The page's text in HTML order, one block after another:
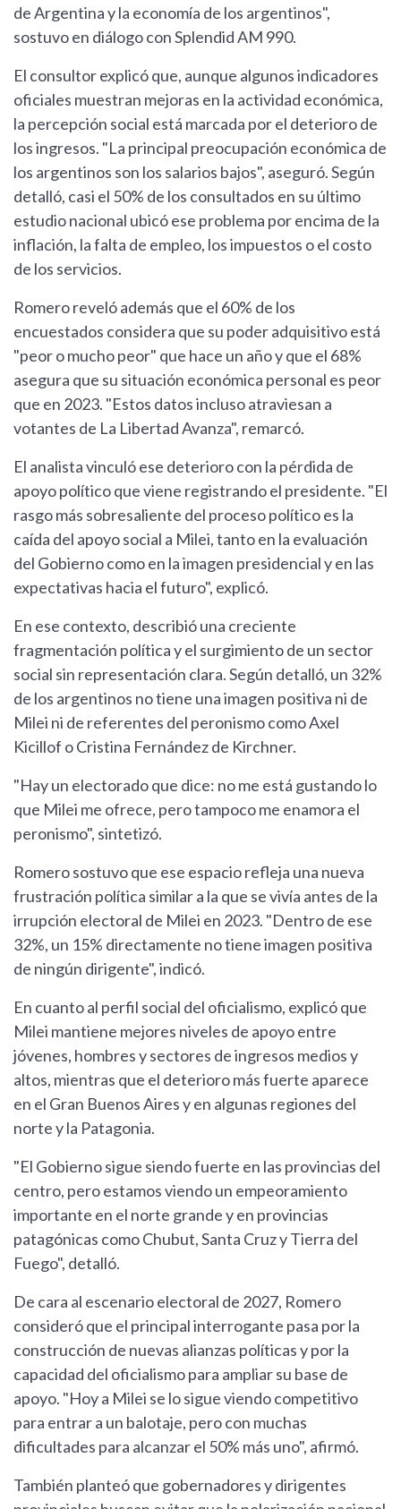
de Argentina y la economía de los argentinos",
sostuvo en diálogo con Splendid AM 990.
El consultor explicó que, aunque algunos indicadores
oficiales muestran mejoras en la actividad económica,
la percepción social está marcada por el deterioro de
los ingresos. "La principal preocupación económica de
los argentinos son los salarios bajos", aseguró. Según
detalló, casi el 50% de los consultados en su último
estudio nacional ubicó ese problema por encima de la
inflación, la falta de empleo, los impuestos o el costo
de los servicios.
Romero reveló además que el 60% de los
encuestados considera que su poder adquisitivo está
"peor o mucho peor" que hace un año y que el 68%
asegura que su situación económica personal es peor
que en 2023. "Estos datos incluso atraviesan a
votantes de La Libertad Avanza", remarcó.
El analista vinculó ese deterioro con la pérdida de
apoyo político que viene registrando el presidente. "El
rasgo más sobresaliente del proceso político es la
caída del apoyo social a Milei, tanto en la evaluación
del Gobierno como en la imagen presidencial y en las
expectativas hacia el futuro", explicó.
En ese contexto, describió una creciente
fragmentación política y el surgimiento de un sector
social sin representación clara. Según detalló, un 32%
de los argentinos no tiene una imagen positiva ni de
Milei ni de referentes del peronismo como Axel
Kicillof o Cristina Fernández de Kirchner.
"Hay un electorado que dice: no me está gustando lo
que Milei me ofrece, pero tampoco me enamora el
peronismo", sintetizó.
Romero sostuvo que ese espacio refleja una nueva
frustración política similar a la que se vivía antes de la
irrupción electoral de Milei en 2023. "Dentro de ese
32%, un 15% directamente no tiene imagen positiva
de ningún dirigente", indicó.
En cuanto al perfil social del oficialismo, explicó que
Milei mantiene mejores niveles de apoyo entre
jóvenes, hombres y sectores de ingresos medios y
altos, mientras que el deterioro más fuerte aparece
en el Gran Buenos Aires y en algunas regiones del
norte y la Patagonia.
"El Gobierno sigue siendo fuerte en las provincias del
centro, pero estamos viendo un empeoramiento
importante en el norte grande y en provincias
patagónicas como Chubut, Santa Cruz y Tierra del
Fuego", detalló.
De cara al escenario electoral de 2027, Romero
consideró que el principal interrogante pasa por la
construcción de nuevas alianzas políticas y por la
capacidad del oficialismo para ampliar su base de
apoyo. "Hoy a Milei se lo sigue viendo competitivo
para entrar a un balotaje, pero con muchas
dificultades para alcanzar el 50% más uno", afirmó.
También planteó que gobernadores y dirigentes